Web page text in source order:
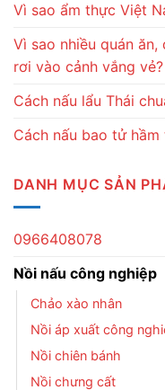
Vì sao ẩm thực Việt
Vì sao nhiều quán
rơi vào cảnh vắng vẻ?
Cách nấu lẩu Thái
Cách nấu bao tử hầm
DANH MỤC SẢN
0966408078
Nồi nấu công nghiệp
Chảo xào nhân
Nồi áp xuất công
Nồi chiên bánh
Nồi chưng cất